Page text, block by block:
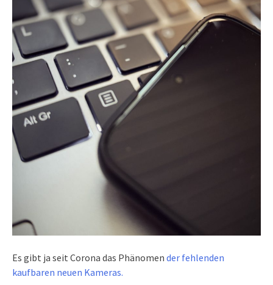
Es gibt ja seit Corona das Phänomen der fehlenden
kaufbaren neuen Kameras.